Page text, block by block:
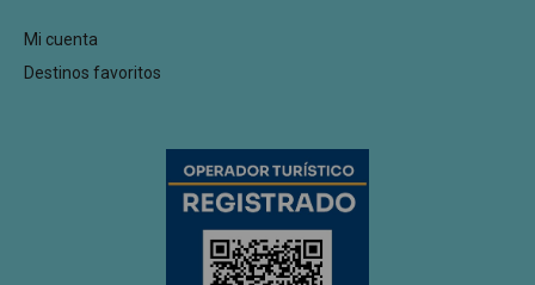
Mi cuenta
Destinos favoritos